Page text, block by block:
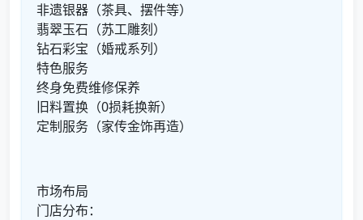
非遗银器（茶具、摆件等）
翡翠玉石（苏工雕刻）
钻石彩宝（婚戒系列）
特色服务
终身免费维修保养
旧料置换（0损耗换新）
定制服务（家传金饰再造）
市场布局
门店分布：